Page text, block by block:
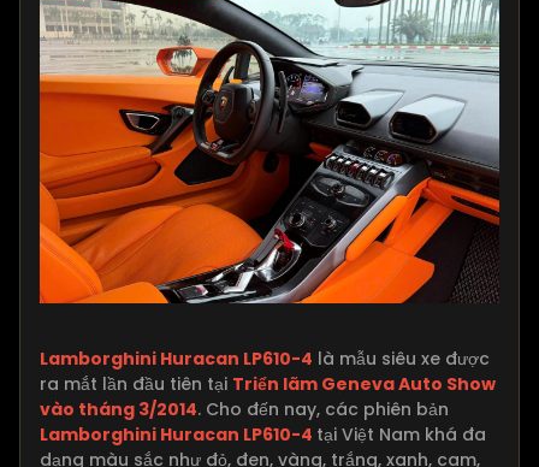
Lamborghini Huracan LP610-4 là mẫu siêu xe được
ra mắt lần đầu tiên tại Triển lãm Geneva Auto Show
vào tháng 3/2014. Cho đến nay, các phiên bản
Lamborghini Huracan LP610-4 tại Việt Nam khá đa
dạng màu sắc như đỏ, đen, vàng, trắng, xanh, cam,